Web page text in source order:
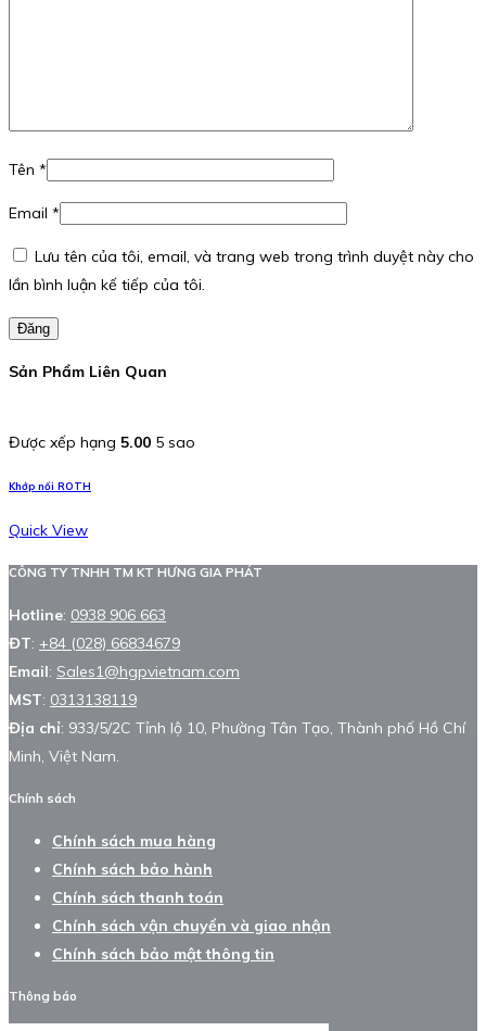
Tên *
Email *
Lưu tên của tôi, email, và trang web trong trình duyệt này cho
lần bình luận kế tiếp của tôi.
Đăng
Sản Phẩm Liên Quan
Được xếp hạng 5.00 5 sao
Khớp nối ROTH
Quick View
CÔNG TY TNHH TM KT HƯNG GIA PHÁT
Hotline: 0938 906 663
ĐT: +84 (028) 66834679
Email: Sales1@hgpvietnam.com
MST: 0313138119
Địa chỉ: 933/5/2C Tỉnh lộ 10, Phường Tân Tạo, Thành phố Hồ Chí
Minh, Việt Nam.
Chính sách
Chính sách mua hàng
Chính sách bảo hành
Chính sách thanh toán
Chính sách vận chuyển và giao nhận
Chính sách bảo mật thông tin
Thông báo